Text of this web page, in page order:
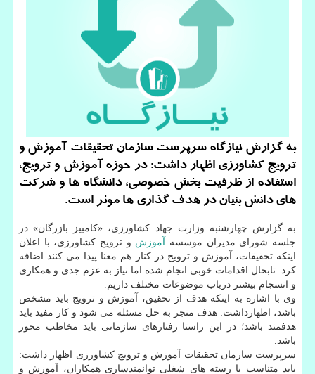
به گزارش نیازگاه سرپرست سازمان تحقیقات آموزش و
ترویج كشاورزی اظهار داشت: در حوزه آموزش و ترویج،
استفاده از ظرفیت بخش خصوصی، دانشگاه ها و شركت
های دانش بنیان در هدف گذاری ها موثر است.
به گزارش چهارشنبه وزارت جهاد کشاورزی، «کامبیز بازرگان» در
جلسه شورای مدیران موسسه
آموزش و ترویج کشاورزی، با اعلان
اینکه تحقیقات، آموزش و ترویج در کنار هم معنا پیدا می کنند اضافه
کرد: تابحال اقدامات خوبی انجام شده اما نیاز به عزم جدی و همکاری
و انسجام بیشتر درباب موضوعات مختلف داریم.
وی با اشاره به اینکه هدف از تحقیق، آموزش و ترویج باید مشخص
باشد، اظهارداشت: هدف منجر به حل مسئله می شود و کار مفید باید
هدفمند باشد؛ در این راستا رفتارهای سازمانی باید مخاطب محور
باشد.
سرپرست سازمان تحقیقات آموزش و ترویج کشاورزی اظهار داشت:
باید متناسب با رسته های شغلی توانمندسازی همکاران، آموزش و